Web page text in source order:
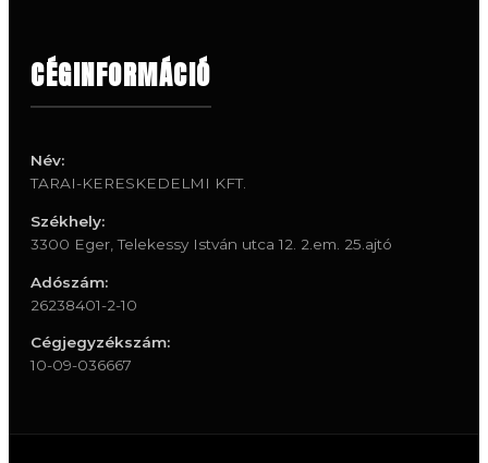
CÉGINFORMÁCIÓ
Név:
TARAI-KERESKEDELMI KFT.
Székhely:
3300 Eger, Telekessy István utca 12. 2.em. 25.ajtó
Adószám:
26238401-2-10
Cégjegyzékszám:
10-09-036667